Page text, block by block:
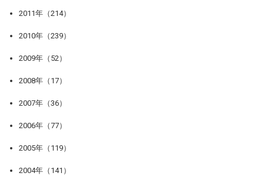
2011年（214）
2010年（239）
2009年（52）
2008年（17）
2007年（36）
2006年（77）
2005年（119）
2004年（141）